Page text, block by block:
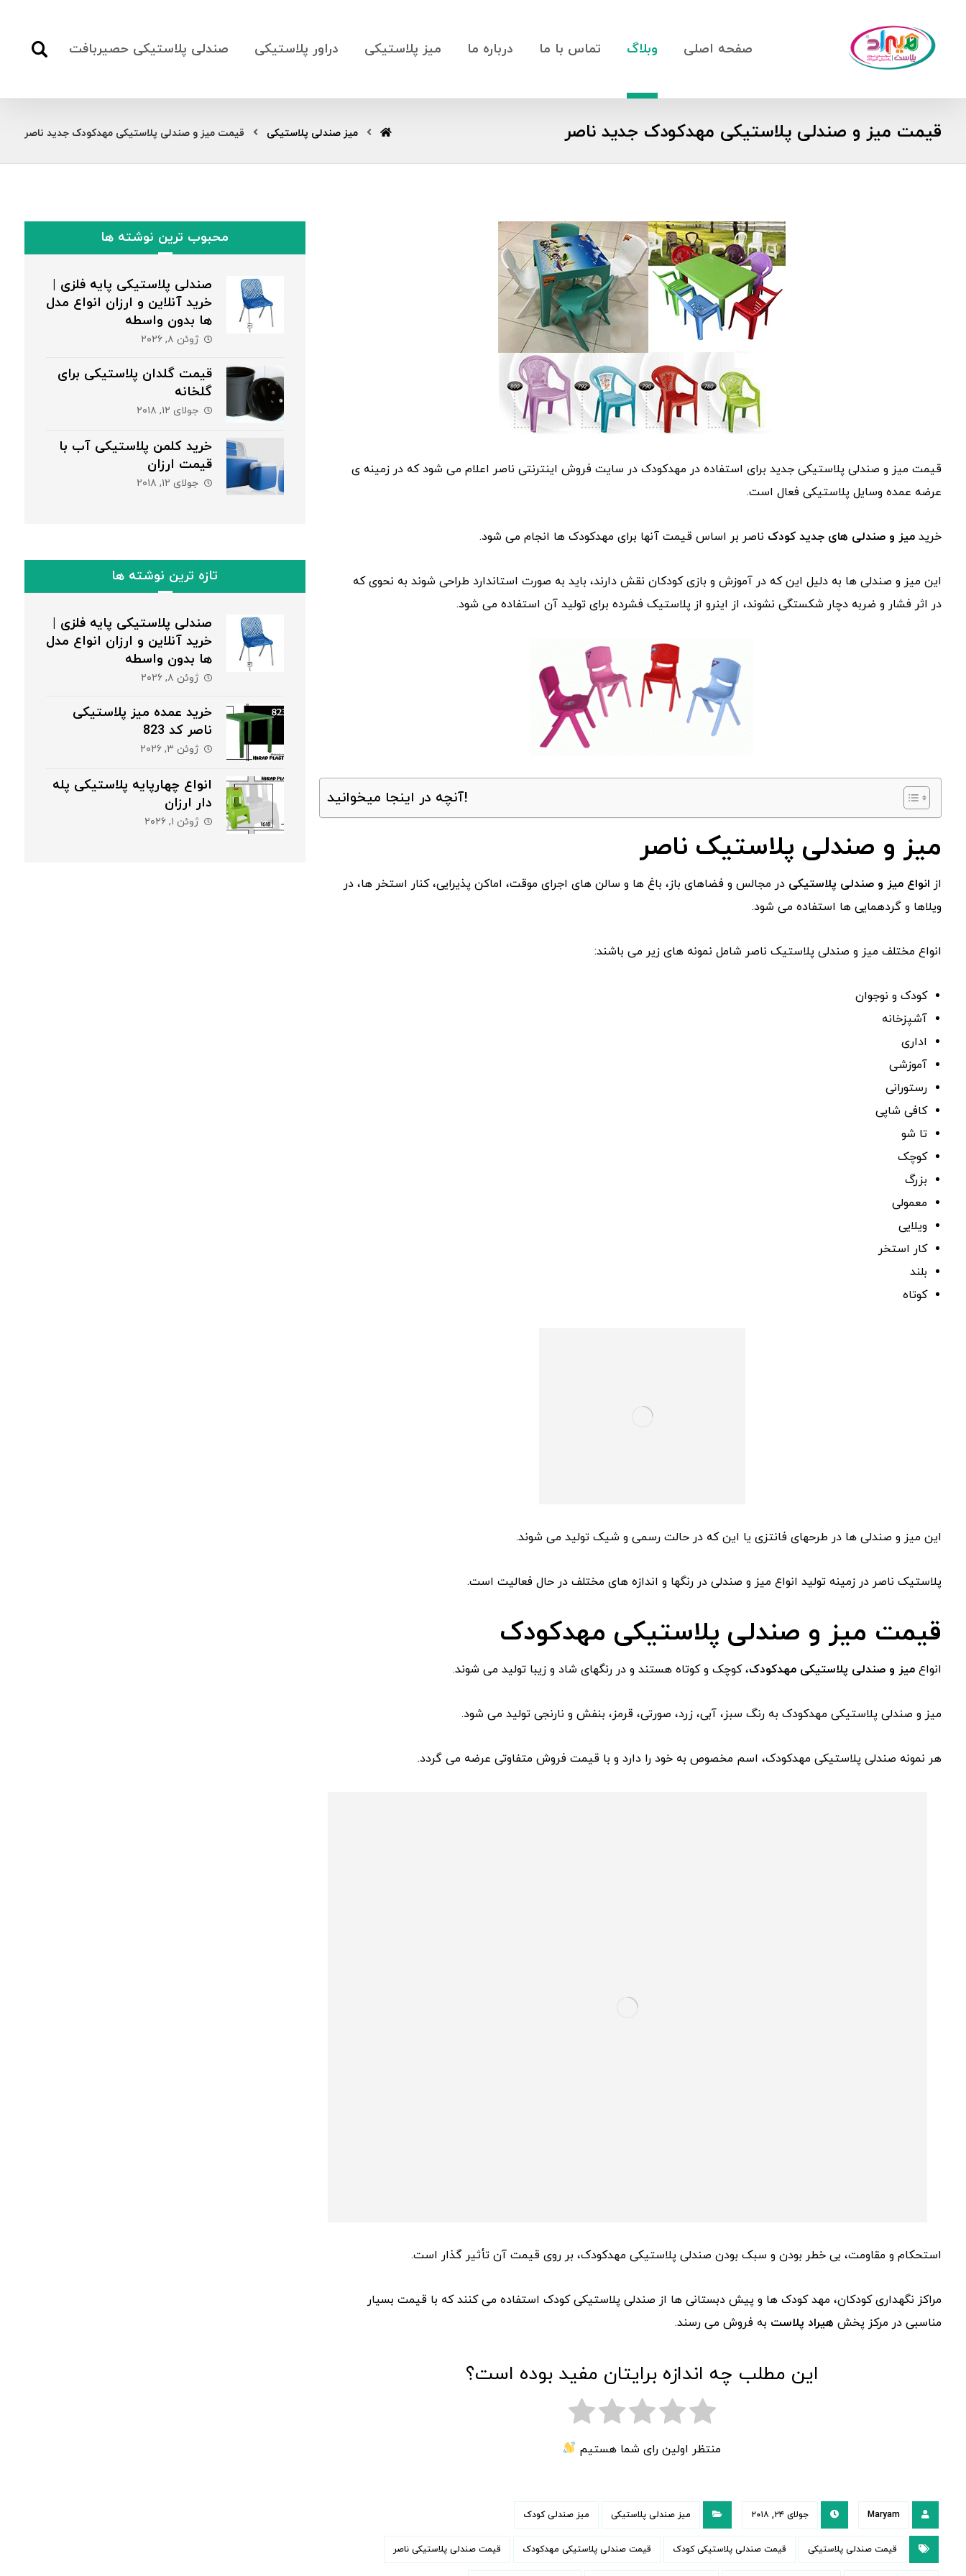
صفحه اصلی وبلاگ تماس با ما درباره ما میز پلاستیکی دراور پلاستیکی صندلی پلاستیکی حصیربافت
قیمت میز و صندلی پلاستیکی مهدکودک جدید ناصر میز صندلی پلاستیکی قیمت میز و صندلی پلاستیکی مهدکودک جدید ناصر
قیمت میز و صندلی پلاستیکی جدید برای استفاده در مهدکودک در سایت فروش اینترنتی ناصر اعلام می شود که در زمینه ی
عرضه عمده وسایل پلاستیکی فعال است.
خرید میز و صندلی های جدید کودک ناصر بر اساس قیمت آنها برای مهدکودک ها انجام می شود.
این میز و صندلی ها به دلیل این که در آموزش و بازی کودکان نقش دارند، باید به صورت استاندارد طراحی شوند به نحوی که
در اثر فشار و ضربه دچار شکستگی نشوند، از اینرو از پلاستیک فشرده برای تولید آن استفاده می شود.
آنچه در اینجا میخوانید!
میز و صندلی پلاستیک ناصر
از انواع میز و صندلی پلاستیکی در مجالس و فضاهای باز، باغ ها و سالن های اجرای موقت، اماکن پذیرایی، کنار استخر ها، در
ویلاها و گردهمایی ها استفاده می شود.
انواع مختلف میز و صندلی پلاستیک ناصر شامل نمونه های زیر می باشند:
کودک و نوجوان
آشپزخانه
اداری
آموزشی
رستورانی
کافی شاپی
تا شو
کوچک
بزرگ
معمولی
ویلایی
کار استخر
بلند
کوتاه
این میز و صندلی ها در طرحهای فانتزی یا این که در حالت رسمی و شیک تولید می شوند.
پلاستیک ناصر در زمینه تولید انواع میز و صندلی در رنگها و اندازه های مختلف در حال فعالیت است.
قیمت میز و صندلی پلاستیکی مهدکودک
انواع میز و صندلی پلاستیکی مهدکودک، کوچک و کوتاه هستند و در رنگهای شاد و زیبا تولید می شوند.
میز و صندلی پلاستیکی مهدکودک به رنگ سبز، آبی، زرد، صورتی، قرمز، بنفش و نارنجی تولید می شود.
هر نمونه صندلی پلاستیکی مهدکودک، اسم مخصوص به خود را دارد و با قیمت فروش متفاوتی عرضه می گردد.
استحکام و مقاومت، بی خطر بودن و سبک بودن صندلی پلاستیکی مهدکودک، بر روی قیمت آن تأثیر گذار است.
مراکز نگهداری کودکان، مهد کودک ها و پیش دبستانی ها از صندلی پلاستیکی کودک استفاده می کنند که با قیمت بسیار
مناسبی در مرکز پخش هیراد پلاست به فروش می رسند.
این مطلب چه اندازه برایتان مفید بوده است؟
منتظر اولین رای شما هستیم
Maryam جولای ۲۴, ۲۰۱۸ میز صندلی پلاستیکی میز صندلی کودک
قیمت صندلی پلاستیکی قیمت صندلی پلاستیکی کودک قیمت صندلی پلاستیکی مهدکودک قیمت صندلی پلاستیکی ناصر
محبوب ترین نوشته ها
صندلی پلاستیکی پایه فلزی |
خرید آنلاین و ارزان انواع مدل
ها بدون واسطه
ژوئن ۸, ۲۰۲۶
قیمت گلدان پلاستیکی برای
گلخانه
جولای ۱۲, ۲۰۱۸
خرید کلمن پلاستیکی آب با
قیمت ارزان
جولای ۱۲, ۲۰۱۸
تازه ترین نوشته ها
صندلی پلاستیکی پایه فلزی |
خرید آنلاین و ارزان انواع مدل
ها بدون واسطه
ژوئن ۸, ۲۰۲۶
خرید عمده میز پلاستیکی
ناصر کد 823
ژوئن ۳, ۲۰۲۶
انواع چهارپایه پلاستیکی پله
دار ارزان
ژوئن ۱, ۲۰۲۶